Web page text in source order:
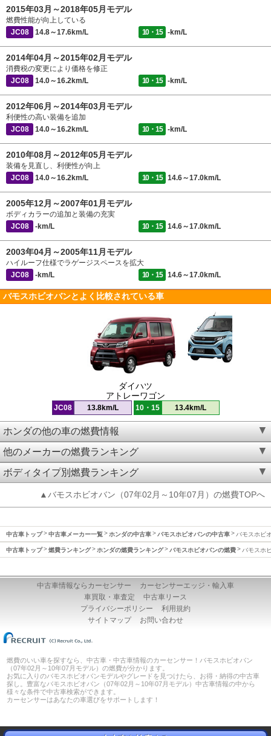
2015年03月～2018年05月モデル
燃費性能が向上している
JC08
14.8～17.6km/L 10・15 -km/L
2014年04月～2015年02月モデル
消費税の変更により価格を修正
JC08
14.0～16.2km/L 10・15 -km/L
2012年06月～2014年03月モデル
利便性の高い装備を追加
JC08
14.0～16.2km/L 10・15 -km/L
2010年08月～2012年05月モデル
装備を見直し、利便性が向上
JC08
14.0～16.2km/L 10・15 14.6～17.0km/L
2005年12月～2007年01月モデル
ボディカラーの追加と装備の充実
JC08
-km/L 10・15 14.6～17.0km/L
2003年04月～2005年11月モデル
ハイルーフ仕様でラゲージスペースを拡大
JC08
-km/L 10・15 14.6～17.0km/L
バモスホビオバンとよく比較されている車
ダイハツ
アトレーワゴン
JC08 13.8km/L 10・15 13.4km/L
ホンダの他の車の燃費情報
他のメーカーの燃費ランキング
ボディタイプ別燃費ランキング
▲バモスホビオバン（07年02月～10年07月）の燃費TOPへ
中古車トップ 中古車メーカー一覧 ホンダの中古車 バモスホビオバンの中古車 バモスホビ
中古車トップ 燃費ランキング ホンダの燃費ランキング バモスホビオバンの燃費 バモスホ
中古車情報ならカーセンサー
カーセンサーエッジ・輸入車
車買取・車査定
中古車リース
プライバシーポリシー
利用規約
サイトマップ
お問い合わせ
燃費のいい車を探すなら、中古車・中古車情報のカーセンサー！バモスホビオバン
（07年02月～10年07月モデル）の燃費が分かります。
お気に入りのバモスホビオバンモデルやグレードを見つけたら、お得・納得の中古車
探し。豊富なバモスホビオバン（07年02月～10年07月モデル）中古車情報の中から
様々な条件で中古車検索ができます。
カーセンサーはあなたの車選びをサポートします！